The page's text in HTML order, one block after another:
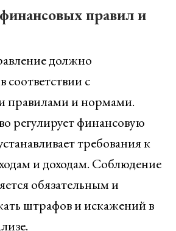
правил и
должно
соответствии с
правилами и нормами.
регулирует финансовую
требования к
и доходам. Соблюдение
обязательным и
штрафов и искажений в